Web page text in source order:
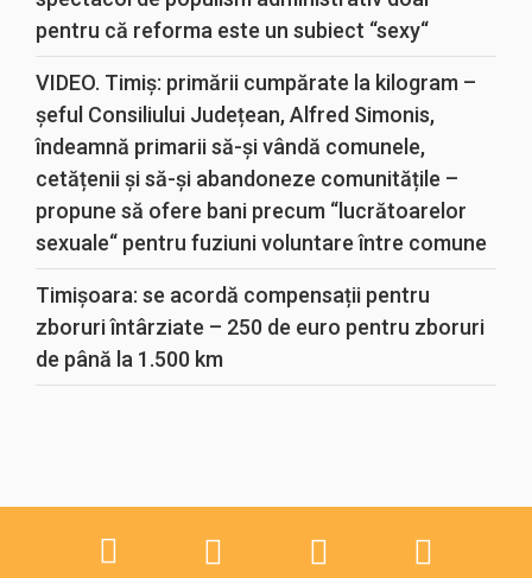
pentru că reforma este un subiect “sexy“
VIDEO. Timiș: primării cumpărate la kilogram –
șeful Consiliului Județean, Alfred Simonis,
îndeamnă primarii să-și vândă comunele,
cetățenii și să-și abandoneze comunitățile –
propune să ofere bani precum “lucrătoarelor
sexuale“ pentru fuziuni voluntare între comune
Timișoara: se acordă compensații pentru
zboruri întârziate – 250 de euro pentru zboruri
de până la 1.500 km